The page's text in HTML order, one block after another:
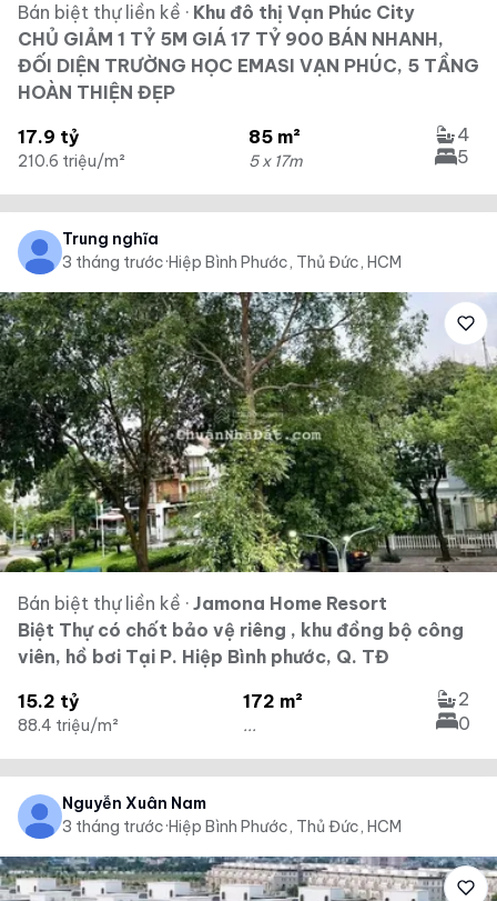
Bán biệt thự liền kề · Khu đô thị Vạn Phúc City
CHỦ GIẢM 1 TỶ 5M GIÁ 17 TỶ 900 BÁN NHANH,
ĐỐI DIỆN TRƯỜNG HỌC EMASI VẠN PHÚC, 5 TẦNG
HOÀN THIỆN ĐẸP
17.9 tỷ
210.6 triệu/m²
85 m²
5 x 17m
4
5
Trung nghĩa
3 tháng trước·Hiệp Bình Phước, Thủ Đức, HCM
Bán biệt thự liền kề · Jamona Home Resort
Biệt Thự có chốt bảo vệ riêng , khu đồng bộ công
viên, hồ bơi Tại P. Hiệp Bình phước, Q. TĐ
15.2 tỷ
88.4 triệu/m²
172 m²
...
2
0
Nguyễn Xuân Nam
3 tháng trước·Hiệp Bình Phước, Thủ Đức, HCM